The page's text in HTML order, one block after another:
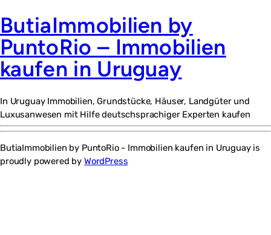
ButiaImmobilien by
PuntoRio – Immobilien
kaufen in Uruguay
In Uruguay Immobilien, Grundstücke, Häuser, Landgüter und
Luxusanwesen mit Hilfe deutschsprachiger Experten kaufen
ButiaImmobilien by PuntoRio - Immobilien kaufen in Uruguay is
proudly powered by WordPress